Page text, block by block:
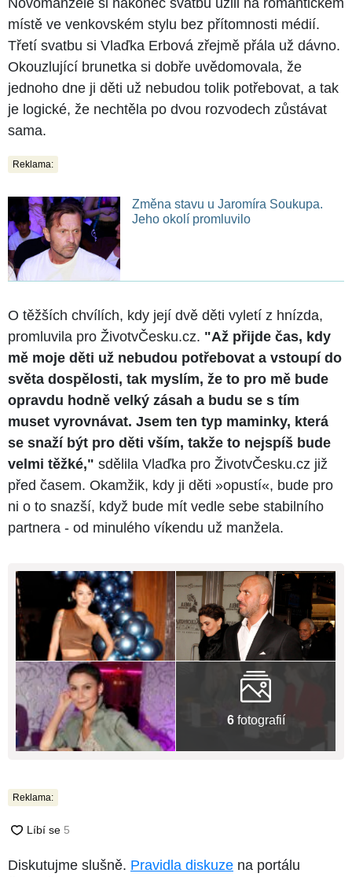
místě ve venkovském stylu bez přítomnosti médií.
Třetí svatbu si Vlaďka Erbová zřejmě přála už dávno.
Okouzlující brunetka si dobře uvědomovala, že
jednoho dne ji děti už nebudou tolik potřebovat, a tak
je logické, že nechtěla po dvou rozvodech zůstávat
sama.
Reklama:
Změna stavu u Jaromíra Soukupa.
Jeho okolí promluvilo
O těžších chvílích, kdy její dvě děti vyletí z hnízda,
promluvila pro ŽivotvČesku.cz. "Až přijde čas, kdy
mě moje děti už nebudou potřebovat a vstoupí do
světa dospělosti, tak myslím, že to pro mě bude
opravdu hodně velký zásah a budu se s tím
muset vyrovnávat. Jsem ten typ maminky, která
se snaží být pro děti vším, takže to nejspíš bude
velmi těžké," sdělila Vlaďka pro ŽivotvČesku.cz již
před časem. Okamžik, kdy ji děti »opustí«, bude pro
ni o to snazší, když bude mít vedle sebe stabilního
partnera - od minulého víkendu už manžela.
6fotografií
Reklama:
Diskutujme slušně. Pravidla diskuze na portálu